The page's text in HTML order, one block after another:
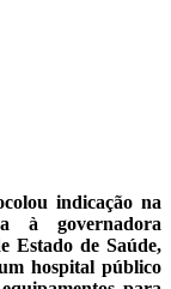
indicação na
à governadora
Estado de Saúde,
hospital público